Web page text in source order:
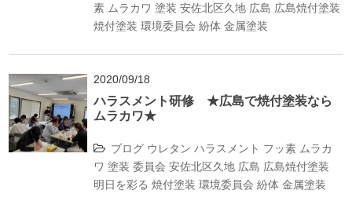
素 ムラカワ 塗装 安佐北区久地 広島 広島焼付塗装
焼付塗装 環境委員会 紛体 金属塗装
2020/09/18
ハラスメント研修 ★広島で焼付塗装なら
ムラカワ★
ブログ ウレタン ハラスメント フッ素 ムラカ
ワ 塗装 委員会 安佐北区久地 広島 広島焼付塗装
明日を彩る 焼付塗装 環境委員会 紛体 金属塗装